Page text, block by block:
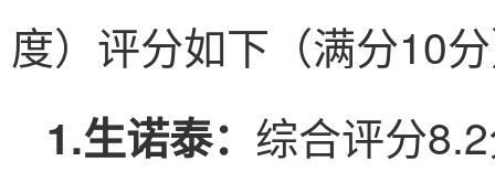
度）评分如下（满分10
1.生诺泰： 综合评分